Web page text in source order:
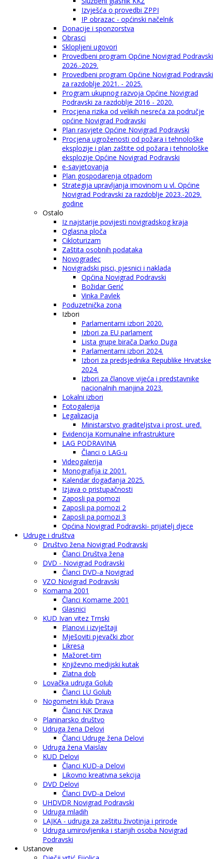
Izvješća o provedbi ZPPI
IP obrazac - općinski načelnik
Donacije i sponzorstva
Obrasci
Sklopljeni ugovori
Provedbeni program Općine Novigrad Podravski
2026.-2029.
Provedbeni program Općine Novigrad Podravski
za razdoblje 2021. - 2025.
Program ukupnog razvoja Općine Novigrad
Podravski za razdoblje 2016 - 2020.
Procjena rizika od velikih nesreća za područje
općine Novigrad Podravski
Plan rasvjete Općine Novigrad Podravski
Procjena ugroženosti od požara i tehnološke
eksplozije i plan zaštite od požara i tehnološke
eksplozije Općine Novigrad Podravski
e-savjetovanja
Plan gospodarenja otpadom
Strategija upravljanja imovinom u vl. Općine
Novigrad Podravski za razdoblje 2023.-2029.
godine
Ostalo
Iz najstarije povijesti novigradskog kraja
Oglasna ploča
Cikloturizam
Zaštita osobnih podataka
Novogradec
Novigradski pisci, pjesnici i naklada
Općina Novigrad Podravski
Božidar Gerić
Vinka Pavlek
Poduzetnička zona
Izbori
Parlamentarni izbori 2020.
Izbori za EU parlament
Lista grupe birača Darko Duga
Parlamentarni izbori 2024.
Izbori za predsjednika Republike Hrvatske
2024.
Izbori za članove vijeća i predstavnike
nacionalnih manjina 2023.
Lokalni izbori
Fotogalerija
Legalizacija
Ministarstvo graditeljstva i prost. uređ.
Evidencija Komunalne infrastrukture
LAG PODRAVINA
Članci o LAG-u
Videogalerija
Monografija iz 2001.
Kalendar događanja 2025.
Izjava o pristupačnosti
Zaposli pa pomozi
Zaposli pa pomozi 2
Zaposli pa pomozi 3
Općina Novigrad Podravski- prijatelj djece
Udruge i društva
Društvo žena Novigrad Podravski
Članci Društva žena
DVD - Novigrad Podravski
Članci DVD-a Novigrad
VZO Novigrad Podravski
Komarna 2001
Članci Komarne 2001
Glasnici
KUD Ivan vitez Trnski
Planovi i izvještaji
Mješoviti pjevački zbor
Likresa
Mažoret-tim
Književno medijski kutak
Zlatna dob
Lovačka udruga Golub
Članci LU Golub
Nogometni klub Drava
Članci NK Drava
Planinarsko društvo
Udruga žena Delovi
Članci Udruge žena Delovi
Udruga žena Vlaislav
KUD Delovi
Članci KUD-a Delovi
Likovno kreativna sekcija
DVD Delovi
Članci DVD-a Delovi
UHDVDR Novigrad Podravski
Udruga mladih
LAJKA - udruga za zaštitu životinja i prirode
Udruga umirovljenika i starijih osoba Novigrad
Podravski
Ustanove